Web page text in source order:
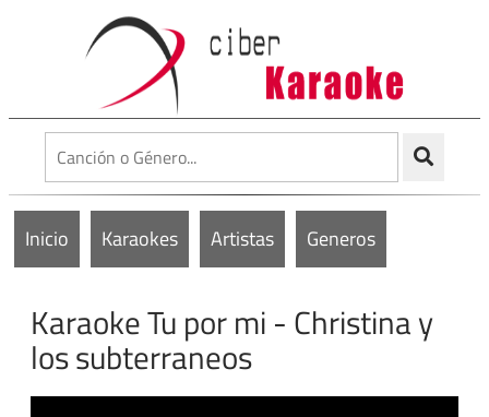
Inicio Karaokes Artistas Generos
Karaoke Tu por mi - Christina y
los subterraneos